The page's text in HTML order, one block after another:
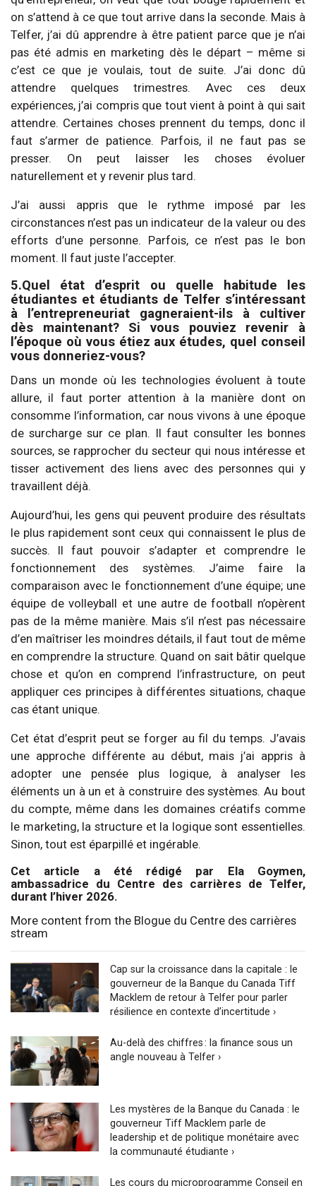
on s’attend à ce que tout arrive dans la seconde. Mais à
Telfer, j’ai dû apprendre à être patient parce que je n’ai
pas été admis en marketing dès le départ – même si
c’est ce que je voulais, tout de suite. J’ai donc dû
attendre quelques trimestres. Avec ces deux
expériences, j’ai compris que tout vient à point à qui sait
attendre. Certaines choses prennent du temps, donc il
faut s’armer de patience. Parfois, il ne faut pas se
presser. On peut laisser les choses évoluer
naturellement et y revenir plus tard.
J’ai aussi appris que le rythme imposé par les
circonstances n’est pas un indicateur de la valeur ou des
efforts d’une personne. Parfois, ce n’est pas le bon
moment. Il faut juste l’accepter.
5.Quel état d’esprit ou quelle habitude les
étudiantes et étudiants de Telfer s’intéressant
à l’entrepreneuriat gagneraient-ils à cultiver
dès maintenant? Si vous pouviez revenir à
l’époque où vous étiez aux études, quel conseil
vous donneriez-vous?
Dans un monde où les technologies évoluent à toute
allure, il faut porter attention à la manière dont on
consomme l’information, car nous vivons à une époque
de surcharge sur ce plan. Il faut consulter les bonnes
sources, se rapprocher du secteur qui nous intéresse et
tisser activement des liens avec des personnes qui y
travaillent déjà.
Aujourd’hui, les gens qui peuvent produire des résultats
le plus rapidement sont ceux qui connaissent le plus de
succès. Il faut pouvoir s’adapter et comprendre le
fonctionnement des systèmes. J’aime faire la
comparaison avec le fonctionnement d’une équipe; une
équipe de volleyball et une autre de football n’opèrent
pas de la même manière. Mais s’il n’est pas nécessaire
d’en maîtriser les moindres détails, il faut tout de même
en comprendre la structure. Quand on sait bâtir quelque
chose et qu’on en comprend l’infrastructure, on peut
appliquer ces principes à différentes situations, chaque
cas étant unique.
Cet état d’esprit peut se forger au fil du temps. J’avais
une approche différente au début, mais j’ai appris à
adopter une pensée plus logique, à analyser les
éléments un à un et à construire des systèmes. Au bout
du compte, même dans les domaines créatifs comme
le marketing, la structure et la logique sont essentielles.
Sinon, tout est éparpillé et ingérable.
Cet article a été rédigé par Ela Goymen,
ambassadrice du Centre des carrières de Telfer,
durant l’hiver 2026.
More content from the Blogue du Centre des carrières
stream
Cap sur la croissance dans la capitale : le
gouverneur de la Banque du Canada Tiff
Macklem de retour à Telfer pour parler
résilience en contexte d’incertitude ›
Au-delà des chiffres : la finance sous un
angle nouveau à Telfer ›
Les mystères de la Banque du Canada : le
gouverneur Tiff Macklem parle de
leadership et de politique monétaire avec
la communauté étudiante ›
Les cours du microprogramme Conseil en